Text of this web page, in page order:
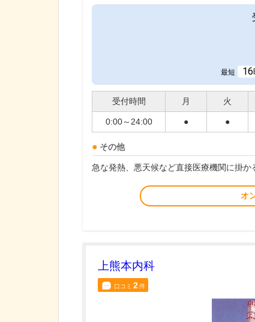
最短 16
受付時間 月 火
0:00～24:00 ● ●
その他
急な発熱、悪天候など直接医療機関に掛
オ
上熊本内科
口コミ 2件